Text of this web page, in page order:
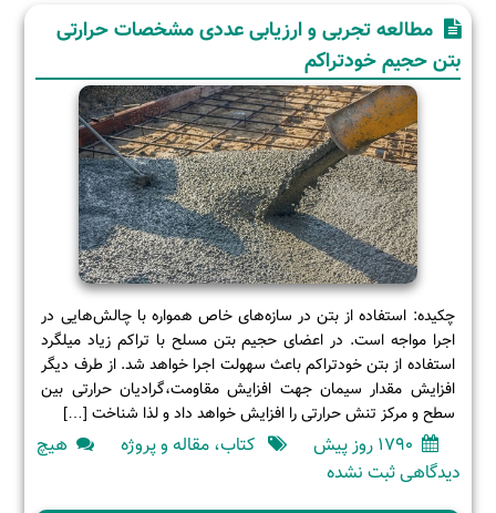
SCC
چیست؟
مطالعه تجربی و ارزیابی عددی مشخصات حرارتی
بتن حجیم خودتراکم
چکیده: استفاده از بتن در سازه‌های خاص همواره با چالش‌هایی در
اجرا مواجه است. در اعضای حجیم بتن مسلح با تراکم زیاد میلگرد
استفاده از بتن خودتراکم باعث سهولت اجرا خواهد شد. از طرف دیگر
افزایش مقدار سیمان جهت افزایش مقاومت،گرادیان حرارتی بین
سطح و مرکز تنش حرارتی را افزایش خواهد داد و لذا شناخت […]
1790 روز پیش کتاب، مقاله و پروژه
هیچ
دیدگاهیبرای
ثبت نشده